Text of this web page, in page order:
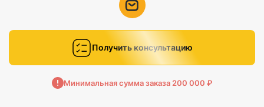
Получить консультацию
Минимальная сумма заказа 200 000 ₽